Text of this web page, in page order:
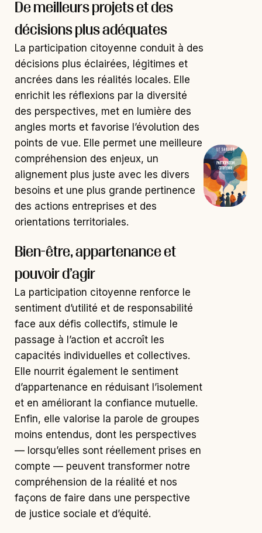
De meilleurs projets et des
décisions plus adéquates
La participation citoyenne conduit à des
décisions plus éclairées, légitimes et
ancrées dans les réalités locales. Elle
enrichit les réflexions par la diversité
des perspectives, met en lumière des
angles morts et favorise l’évolution des
points de vue. Elle permet une meilleure
compréhension des enjeux, un
alignement plus juste avec les divers
besoins et une plus grande pertinence
des actions entreprises et des
orientations territoriales.
Bien-être, appartenance et
pouvoir d’agir
La participation citoyenne renforce le
sentiment d’utilité et de responsabilité
face aux défis collectifs, stimule le
passage à l’action et accroît les
capacités individuelles et collectives.
Elle nourrit également le sentiment
d’appartenance en réduisant l’isolement
et en améliorant la confiance mutuelle.
Enfin, elle valorise la parole de groupes
moins entendus, dont les perspectives
— lorsqu’elles sont réellement prises en
compte — peuvent transformer notre
compréhension de la réalité et nos
façons de faire dans une perspective
de justice sociale et d’équité.